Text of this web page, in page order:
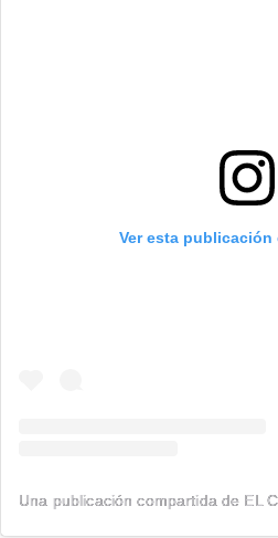
Ver esta publicación